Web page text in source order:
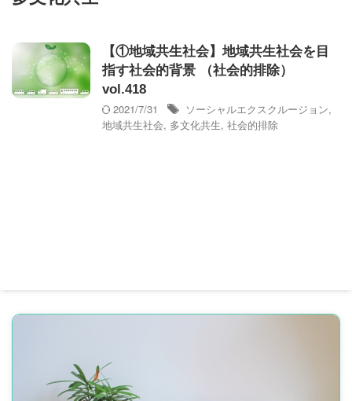
【①地域共生社会】地域共生社会を目
指す社会的背景 （社会的排除）
vol.418
2021/7/31
ソーシャルエクスクルージョン,
地域共生社会, 多文化共生, 社会的排除